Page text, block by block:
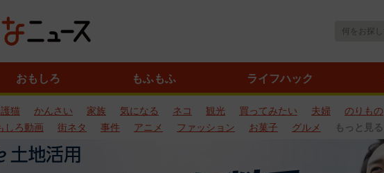
おもしろ もふもふ ライフハック
猫 かんさい 家族 気になる ネコ 観光 買ってみたい 夫婦 のりもの
しろ動画 街ネタ 事件 アニメ ファッション お菓子 グルメ もっと見る